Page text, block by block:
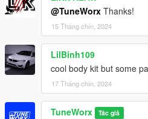
@TuneWorx Thanks!
15 Tháng chín, 2024
LilBinh109
cool body kit but some
17 Tháng chín, 2024
TuneWorx Tác giả